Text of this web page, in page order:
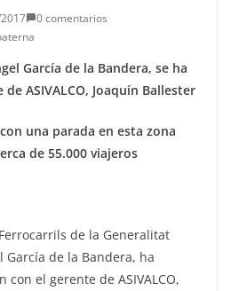
0 comentarios
García de la Bandera, se ha
ASIVALCO, Joaquín Ballester
una parada en esta zona
de 55.000 viajeros
de la Generalitat
García de la Bandera, ha
el gerente de ASIVALCO,